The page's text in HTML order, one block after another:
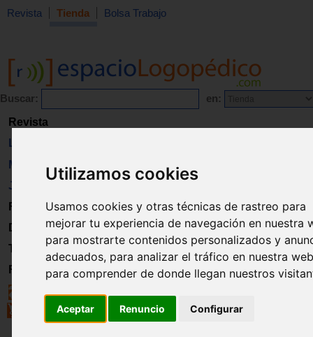
Utilizamos cookies
Usamos cookies y otras técnicas de rastreo para
mejorar tu experiencia de navegación en nuestra
para mostrarte contenidos personalizados y
adecuados, para analizar el tráfico en nuestra
para comprender de donde llegan nuestros
Aceptar Renuncio Configurar
Revista Tienda Bolsa Trabajo
Buscar: en:
Revista
Libros
Material
Juguetes
Formación
Directorio
Trabajo
Registro